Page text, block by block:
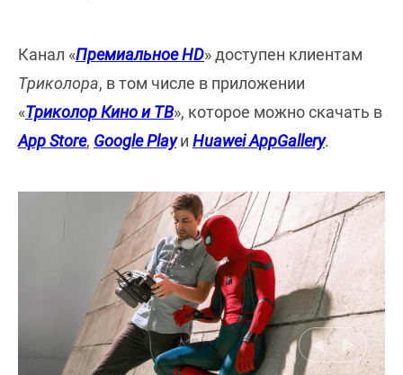
Канал «Премиальное HD» доступен клиентам
Триколора, в том числе в приложении
«Триколор Кино и ТВ», которое можно скачать в
App Store, Google Playи Huawei AppGallery.